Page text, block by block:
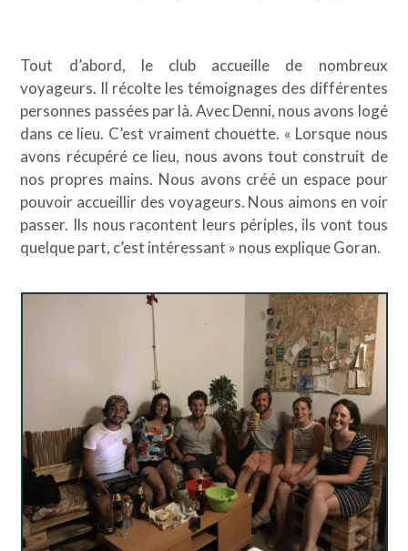
Tout d’abord, le club accueille de nombreux
voyageurs. Il récolte les témoignages des différentes
personnes passées par là. Avec Denni, nous avons logé
dans ce lieu. C’est vraiment chouette. « Lorsque nous
avons récupéré ce lieu, nous avons tout construit de
nos propres mains. Nous avons créé un espace pour
pouvoir accueillir des voyageurs. Nous aimons en voir
passer. Ils nous racontent leurs périples, ils vont tous
quelque part, c’est intéressant » nous explique Goran.